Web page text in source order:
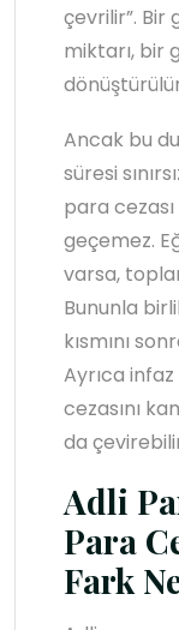
çevrilir”. Bir
miktarı, bir
Ancak bu
süresi
para
geçemez.
varsa,
Bununla
kısmını
Ayrıca
cezasını
da
Adli
Para
Fark